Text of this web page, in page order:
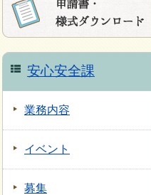
安心安全課
業務内容
イベント
募集